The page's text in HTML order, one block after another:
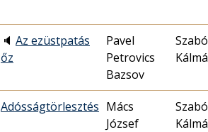
🔈 Az ezüstpatás
őz
Pavel
Petrovics
Bazsov
Szabó
Adósságtörlesztés Mács
József
Szabó